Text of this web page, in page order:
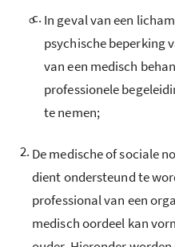
c. In geval van een
psychische beperking
van een medisch
professionele
te nemen;
2. De medische of sociale
dient ondersteund te
professional van een
medisch oordeel kan